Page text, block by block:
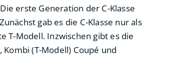
erste Generation der C-Klasse
gab es die C-Klasse nur als
T-Modell. Inzwischen gibt es die
(T-Modell) Coupé und